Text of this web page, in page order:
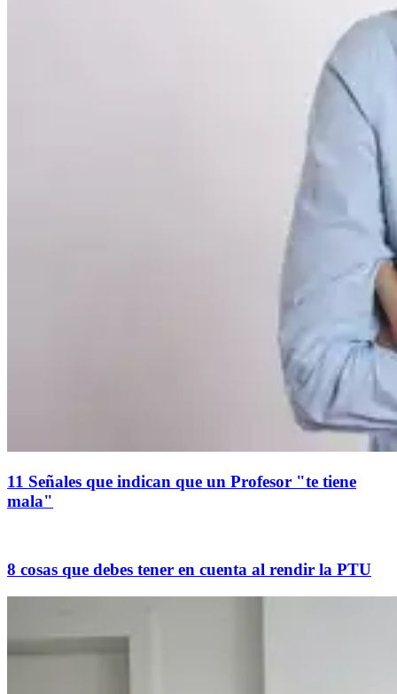
11 Señales que indican que un Profesor "te tiene
mala"
8 cosas que debes tener en cuenta al rendir la PTU